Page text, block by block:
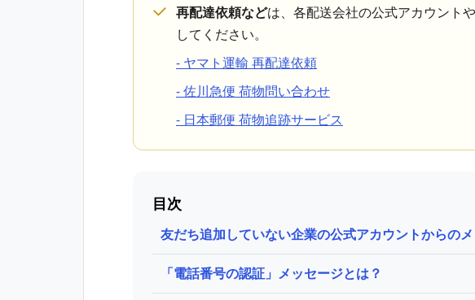
再配達依頼などは、各配送会社の公式アカウント
してください。
- ヤマト運輸 再配達依頼
- 佐川急便 荷物問い合わせ
- 日本郵便 荷物追跡サービス
目次
友だち追加していない企業の公式アカウントからの
「電話番号の認証」メッセージとは？